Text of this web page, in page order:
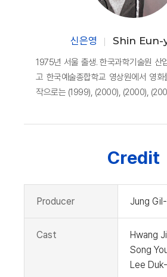
신은영 Shin Eun-
1975년 서울 출생. 한국과학기술원 산
고 한국예술종합학교 영상원에서 영
작으로는 (1999), (2000), (2000),
Credit
Producer Jung
Cast
Hwang
Song
Lee Duk-